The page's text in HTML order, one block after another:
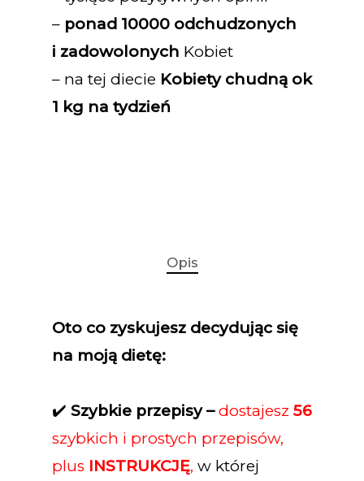
– ponad 10000 odchudzonych
i zadowolonych Kobiet
– na tej diecie Kobiety chudną ok
1 kg na tydzień
Opis
Oto co zyskujesz decydując się
na moją dietę:
✔️ Szybkie przepisy –dostajesz 56
szybkich i prostych przepisów,
plus INSTRUKCJĘ, w której